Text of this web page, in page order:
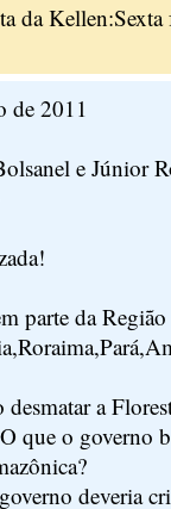
da
de 2011
e Júnior
parte da
a
que o governo
deveria